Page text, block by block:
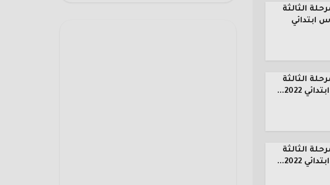
الثالثة
ابتدائي
الثالثة
2022...
الثالثة
2022...